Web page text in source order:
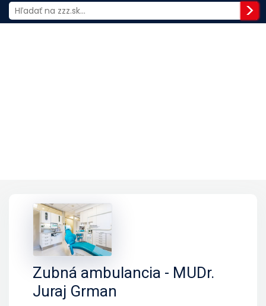
Zubná ambulancia - MUDr.
Juraj Grman